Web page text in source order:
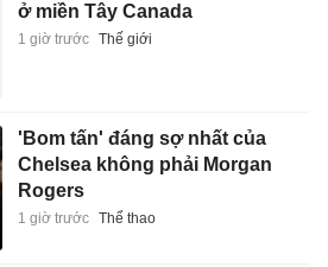
ở miền Tây Canada
1 giờ trước Thế giới
'Bom tấn' đáng sợ nhất của
Chelsea không phải Morgan
Rogers
1 giờ trước Thể thao